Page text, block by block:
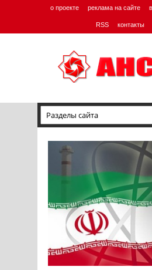
о проекте реклама на сайте
RSS контакты